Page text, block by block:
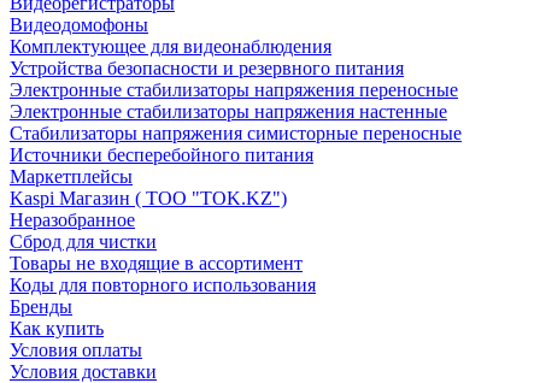
Видеодомофоны
Комплектующее для видеонаблюдения
Устройства безопасности и резервного питания
Электронные стабилизаторы напряжения переносные
Электронные стабилизаторы напряжения настенные
Стабилизаторы напряжения симисторные переносные
Источники бесперебойного питания
Маркетплейсы
Kaspi Магазин ( ТОО "TOK.KZ")
Неразобранное
Сброд для чистки
Товары не входящие в ассортимент
Коды для повторного использования
Бренды
Как купить
Условия оплаты
Условия доставки